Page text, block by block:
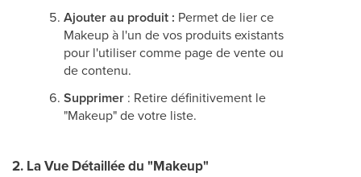
Ajouter au produit : Permet de lier ce
Makeup à l'un de vos produits existants
pour l'utiliser comme page de vente ou
de contenu.
Supprimer : Retire définitivement le
"Makeup" de votre liste.
2. La Vue Détaillée du "Makeup"